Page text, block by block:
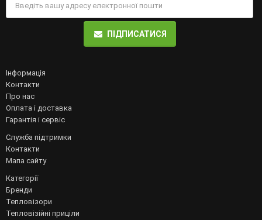
ПІДПИСАТИСЯ
Інформація
Контакти
Про нас
Оплата і доставка
Гарантія і сервіс
Служба підтримки
Контакти
Мапа сайту
Категорії
Бренди
Тепловізори
Тепловізійні приціли